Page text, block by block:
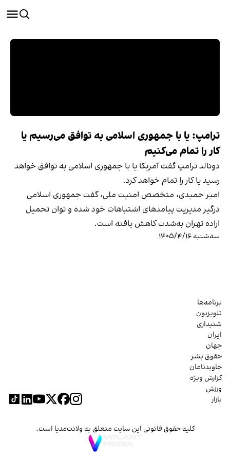
ترامپ: یا با جمهوری اسلامی به توافق می‌رسیم یا
کار را تمام می‌کنیم
دونالد ترامپ گفت آمریکا یا با جمهوری اسلامی به توافق خواهد
رسید یا کار را تمام خواهد کرد.
امیر حمیدی، متخصص امنیت ملی، گفت جمهوری اسلامی
درگیر مدیریت پیامدهای اشتباهات خود شده و توان تحمیل
اراده تهران به‌شدت کاهش یافته است.
سه‌شنبه ۱۴۰۵/۴/۱۶
برنامه‌ها
تلویزیون
شنیداری
ایران
جهان
حقوق بشر
جاویدنامان
گزارش ویژه
ورزش
بازار
کلیه حقوق قانونی این سایت متعلق به ولانت‌مدیا است.